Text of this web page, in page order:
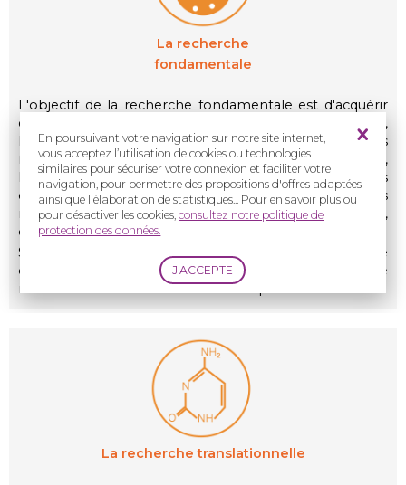
En poursuivant votre navigation sur notre site internet,
vous acceptez l’utilisation de cookies ou technologies
similaires pour sécuriser votre connexion et faciliter votre
navigation, pour permettre des propositions d'offres adaptées
ainsi que l'élaboration de statistiques... Pour en savoir plus ou
pour désactiver les cookies,consultez notre politique de
protection des données.
La recherche
fondamentale
L'objectif de la recherche fondamentale est d'acquérir
de nouvelles connaissances scientifiques. En santé,
l'objectif est de mieux comprendre les différentes
fonctions et mécanismes du corps humain. Pour cela,
le chercheur et son équipe réalisent des manipulations
dans leur laboratoire qui peuvent se faire à différents
niveaux : moléculaire, cellulaire, embryonnaire,
organique etc.
Sans la recherche fondamentale, il serait impossible de
comprendre notre corps et donc de trouver de
nouveaux traitements. Elle est donc primordiale.
La recherche translationnelle